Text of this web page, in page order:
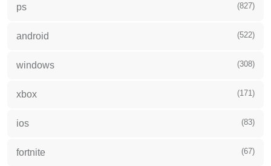
ps (827)
android (522)
windows (308)
xbox (171)
ios (83)
fortnite (67)